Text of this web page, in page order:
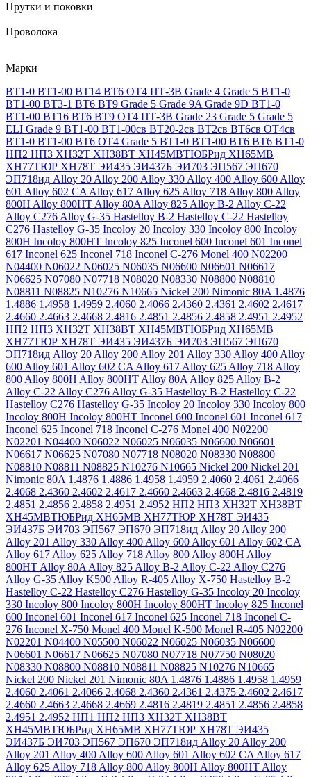
Прутки и поковки
Проволока
Марки
ВТ1-0 ВТ1-00 ВТ14 ВТ6 ОТ4 ПТ-3В Grade 4 Grade 5 ВТ1-0
ВТ1-00 ВТ3-1 ВТ6 ВТ9 Grade 5 Grade 9A Grade 9D ВТ1-0
ВТ1-00 ВТ16 ВТ6 ВТ9 ОТ4 ПТ-3В Grade 23 Grade 5 Grade 5
ELI Grade 9 ВТ1-00 ВТ1-00св ВТ20-2св ВТ2св ВТ6св ОТ4св
ВТ1-0 ВТ1-00 ВТ6 ОТ4 Grade 5 ВТ1-0 ВТ1-00 ВТ6 ВТ6 ВТ1-0
НП2 НП3 ХН32Т ХН38ВТ ХН45МВТЮБРид ХН65МВ
ХН77ТЮР ХН78Т ЭИ435 ЭИ437Б ЭИ703 ЭП567 ЭП670
ЭП718ид Alloy 20 Alloy 200 Alloy 330 Alloy 400 Alloy 600 Alloy
601 Alloy 602 CA Alloy 617 Alloy 625 Alloy 718 Alloy 800 Alloy
800H Alloy 800HT Alloy 80A Alloy 825 Alloy B-2 Alloy C-22
Alloy C276 Alloy G-35 Hastelloy B-2 Hastelloy C-22 Hastelloy
C276 Hastelloy G-35 Incoloy 20 Incoloy 330 Incoloy 800 Incoloy
800H Incoloy 800HT Incoloy 825 Inconel 600 Inconel 601 Inconel
617 Inconel 625 Inconel 718 Inconel C-276 Monel 400 N02200
N04400 N06022 N06025 N06035 N06600 N06601 N06617
N06625 N07080 N07718 N08020 N08330 N08800 N08810
N08811 N08825 N10276 N10665 Nickel 200 Nimonic 80A 1.4876
1.4886 1.4958 1.4959 2.4060 2.4066 2.4360 2.4361 2.4602 2.4617
2.4660 2.4663 2.4668 2.4816 2.4851 2.4856 2.4858 2.4951 2.4952
НП2 НП3 ХН32Т ХН38ВТ ХН45МВТЮБРид ХН65МВ
ХН77ТЮР ХН78Т ЭИ435 ЭИ437Б ЭИ703 ЭП567 ЭП670
ЭП718ид Alloy 20 Alloy 200 Alloy 201 Alloy 330 Alloy 400 Alloy
600 Alloy 601 Alloy 602 CA Alloy 617 Alloy 625 Alloy 718 Alloy
800 Alloy 800H Alloy 800HT Alloy 80A Alloy 825 Alloy B-2
Alloy C-22 Alloy C276 Alloy G-35 Hastelloy B-2 Hastelloy C-22
Hastelloy C276 Hastelloy G-35 Incoloy 20 Incoloy 330 Incoloy 800
Incoloy 800H Incoloy 800HT Inconel 600 Inconel 601 Inconel 617
Inconel 625 Inconel 718 Inconel C-276 Monel 400 N02200
N02201 N04400 N06022 N06025 N06035 N06600 N06601
N06617 N06625 N07080 N07718 N08020 N08330 N08800
N08810 N08811 N08825 N10276 N10665 Nickel 200 Nickel 201
Nimonic 80A 1.4876 1.4886 1.4958 1.4959 2.4060 2.4061 2.4066
2.4068 2.4360 2.4602 2.4617 2.4660 2.4663 2.4668 2.4816 2.4819
2.4851 2.4856 2.4858 2.4951 2.4952 НП2 НП3 ХН32Т ХН38ВТ
ХН45МВТЮБРид ХН65МВ ХН77ТЮР ХН78Т ЭИ435
ЭИ437Б ЭИ703 ЭП567 ЭП670 ЭП718ид Alloy 20 Alloy 200
Alloy 201 Alloy 330 Alloy 400 Alloy 600 Alloy 601 Alloy 602 CA
Alloy 617 Alloy 625 Alloy 718 Alloy 800 Alloy 800H Alloy
800HT Alloy 80A Alloy 825 Alloy B-2 Alloy C-22 Alloy C276
Alloy G-35 Alloy K500 Alloy R-405 Alloy X-750 Hastelloy B-2
Hastelloy C-22 Hastelloy C276 Hastelloy G-35 Incoloy 20 Incoloy
330 Incoloy 800 Incoloy 800H Incoloy 800HT Incoloy 825 Inconel
600 Inconel 601 Inconel 617 Inconel 625 Inconel 718 Inconel C-
276 Inconel X-750 Monel 400 Monel K-500 Monel R-405 N02200
N02201 N04400 N05500 N06022 N06025 N06035 N06600
N06601 N06617 N06625 N07080 N07718 N07750 N08020
N08330 N08800 N08810 N08811 N08825 N10276 N10665
Nickel 200 Nickel 201 Nimonic 80A 1.4876 1.4886 1.4958 1.4959
2.4060 2.4061 2.4066 2.4068 2.4360 2.4361 2.4375 2.4602 2.4617
2.4660 2.4663 2.4668 2.4669 2.4816 2.4819 2.4851 2.4856 2.4858
2.4951 2.4952 НП1 НП2 НП3 ХН32Т ХН38ВТ
ХН45МВТЮБРид ХН65МВ ХН77ТЮР ХН78Т ЭИ435
ЭИ437Б ЭИ703 ЭП567 ЭП670 ЭП718ид Alloy 20 Alloy 200
Alloy 201 Alloy 400 Alloy 600 Alloy 601 Alloy 602 CA Alloy 617
Alloy 625 Alloy 718 Alloy 800 Alloy 800H Alloy 800HT Alloy